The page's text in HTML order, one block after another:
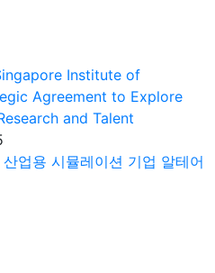
Institute of
Agreement to Explore
and Talent
업용 시뮬레이션 기업 알테어